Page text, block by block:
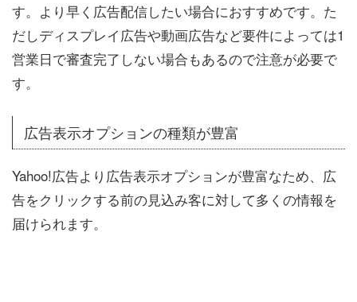
す。より早く広告配信したい場合におすすめです。た
だしディスプレイ広告や動画広告など要件によっては1
営業日で審査完了しない場合もあるので注意が必要で
す。
広告表示オプションの種類が豊富
Yahoo!広告より広告表示オプションが豊富なため、広
告をクリックする前の見込み客に対して多くの情報を
届けられます。